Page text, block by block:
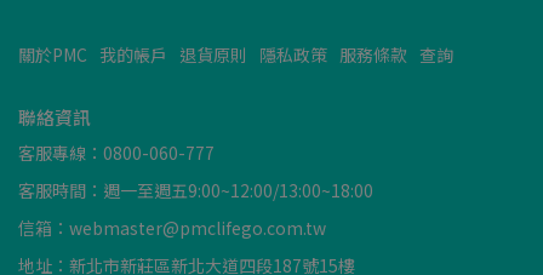
關於PMC 我的帳戶 退貨原則 隱私政策 服務條款 查詢
聯絡資訊
客服專線：0800-060-777
客服時間：週一至週五9:00~12:00/13:00~18:00
信箱：webmaster@pmclifego.com.tw
地址：新北市新莊區新北大道四段187號15樓